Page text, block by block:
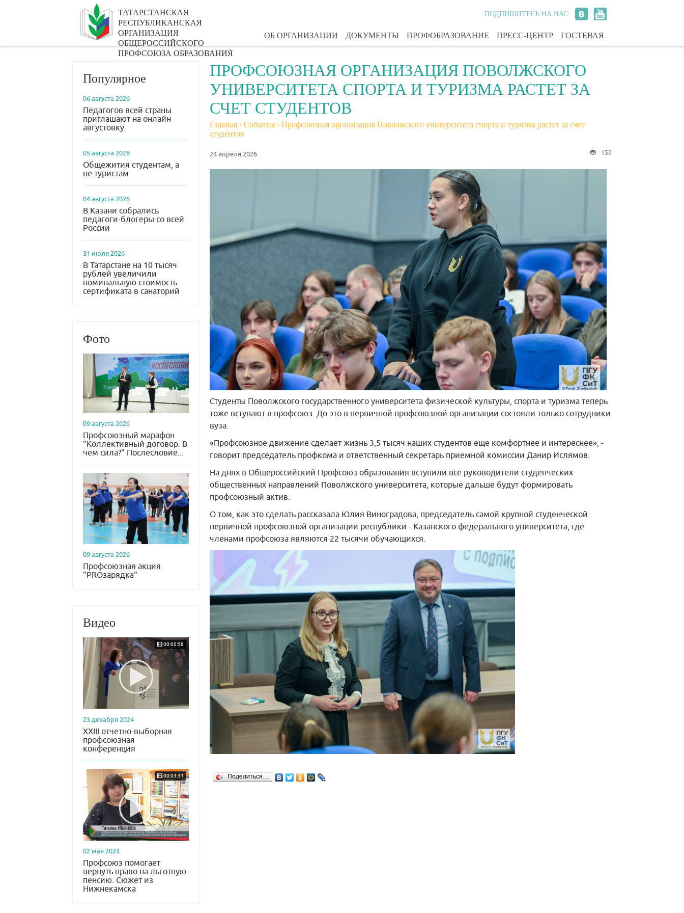
ТАТАРСТАНСКАЯ
РЕСПУБЛИКАНСКАЯ
ОРГАНИЗАЦИЯ
ОБЩЕРОССИЙСКОГО
ПРОФСОЮЗА ОБРАЗОВАНИЯ
ПОДПИШИТЕСЬ НА НАС:
ОБ ОРГАНИЗАЦИИ ДОКУМЕНТЫ ПРОФОБРАЗОВАНИЕ ПРЕСС-ЦЕНТР ГОСТЕВАЯ
Популярное
06 августа 2026
Педагогов всей страны
приглашают на онлайн
августовку
05 августа 2026
Общежития студентам, а
не туристам
04 августа 2026
В Казани собрались
педагоги-блогеры со всей
России
31 июля 2026
В Татарстане на 10 тысяч
рублей увеличили
номинальную стоимость
сертификата в санаторий
Фото
09 августа 2026
Профсоюзный марафон
"Коллективный договор. В
чем сила?" Послесловие...
09 августа 2026
Профсоюзная акция
"PROзарядка"
Видео
00:00:58
23 декабря 2024
XXIII отчетно-выборная
профсоюзная
конференция
00:03:31
02 мая 2024
Профсоюз помогает
вернуть право на льготную
пенсию. Сюжет из
Нижнекамска
ПРОФСОЮЗНАЯ ОРГАНИЗАЦИЯ ПОВОЛЖСКОГО
УНИВЕРСИТЕТА СПОРТА И ТУРИЗМА РАСТЕТ ЗА
СЧЕТ СТУДЕНТОВ
Главная › События › Профсоюзная организация Поволжского университета спорта и туризма растет за счет
студентов
159
24 апреля 2026
Студенты Поволжского государственного университета физической культуры, спорта и туризма теперь
тоже вступают в профсоюз. До это в первичной профсоюзной организации состояли только сотрудники
вуза.
«Профсоюзное движение сделает жизнь 3,5 тысяч наших студентов еще комфортнее и интереснее», -
говорит председатель профкома и ответственный секретарь приемной комиссии Данир Ислямов.
На днях в Общероссийский Профсоюз образования вступили все руководители студенческих
общественных направлений Поволжского университета, которые дальше будут формировать
профсоюзный актив.
О том, как это сделать рассказала Юлия Виноградова, председатель самой крупной студенческой
первичной профсоюзной организации республики - Казанского федерального университета, где
членами профсоюза являются 22 тысячи обучающихся.
Поделиться…